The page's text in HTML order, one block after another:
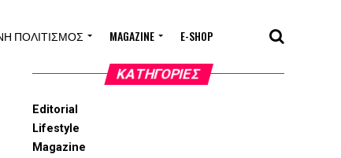
ΠΟΛΙΤΙΣΜΌΣ MAGAZINE E-SHOP
KΑΤΗΓΟΡΊΕΣ
Editorial
Lifestyle
Magazine